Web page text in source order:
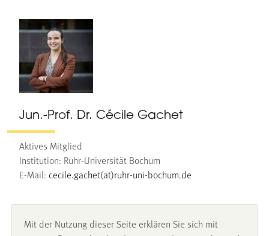
Jun.-Prof. Dr. Cécile Gachet
Aktives Mitglied
Institution: Ruhr-Universität Bochum
E-Mail: cecile.gachet(at)ruhr-uni-bochum.de
Mit der Nutzung dieser Seite erklären Sie sich mit